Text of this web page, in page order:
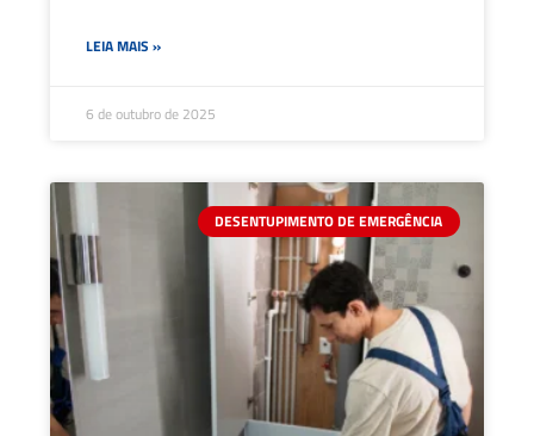
LEIA MAIS »
6 de outubro de 2025
DESENTUPIMENTO DE EMERGÊNCIA